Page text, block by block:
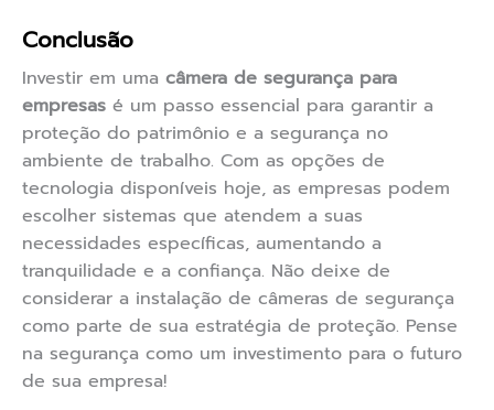
Conclusão
Investir em uma câmera de segurança para
empresas é um passo essencial para garantir a
proteção do patrimônio e a segurança no
ambiente de trabalho. Com as opções de
tecnologia disponíveis hoje, as empresas podem
escolher sistemas que atendem a suas
necessidades específicas, aumentando a
tranquilidade e a confiança. Não deixe de
considerar a instalação de câmeras de segurança
como parte de sua estratégia de proteção. Pense
na segurança como um investimento para o futuro
de sua empresa!